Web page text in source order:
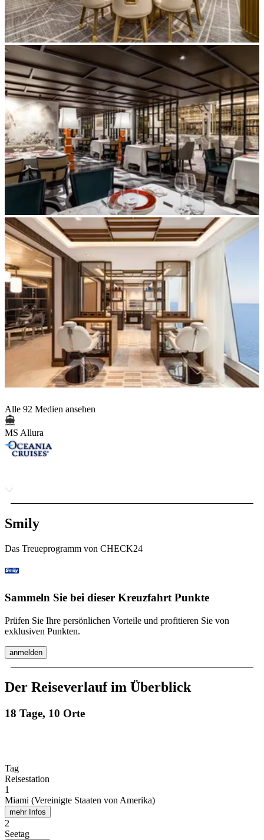
Alle 92 Medien ansehen
MS Allura
Smily
Das Treueprogramm von CHECK24
Sammeln Sie bei dieser Kreuzfahrt Punkte
Prüfen Sie Ihre persönlichen Vorteile und profitieren Sie von
exklusiven Punkten.
anmelden
Der Reiseverlauf im Überblick
18 Tage, 10 Orte
Tag
Reisestation
1
Miami (Vereinigte Staaten von Amerika)
mehr Infos
2
Seetag